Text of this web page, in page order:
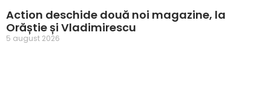
Action deschide două noi magazine, la
Orăștie și Vladimirescu
5 august 2026